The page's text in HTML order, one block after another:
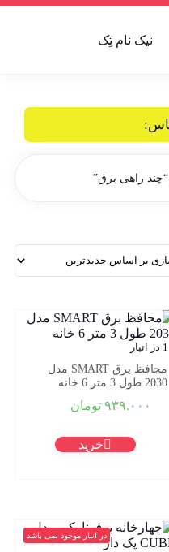
راهی برق”
۱.۰۵۹.۰۰۰ تومان
1 در انبار
محافظ برق SMART مدل
2030 طول 3 متر 6 خانه
۹۳۹.۰۰۰ تومان
خرید
در انبار موجود نمی باشد